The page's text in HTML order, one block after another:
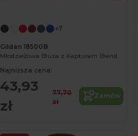
+7
Gildan 18500B
Młodzieżowa Bluza z Kapturem Blend
Najniższa cena:
43,93
zł
77,70
zł
Zamów